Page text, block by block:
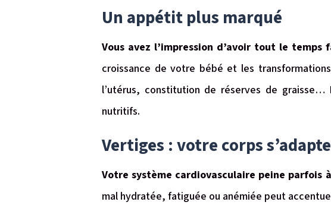
Un appétit plus marqué
Vous avez l’impression d’avoir tout le temps
croissance de votre bébé et les
l’utérus, constitution de réserves de
nutritifs.
Vertiges : votre corps s’adapte
Votre système cardiovasculaire peine parfois
mal hydratée, fatiguée ou anémiée peut